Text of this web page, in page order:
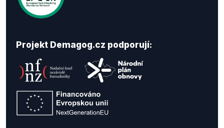
Projekt Demagog.cz podporují: